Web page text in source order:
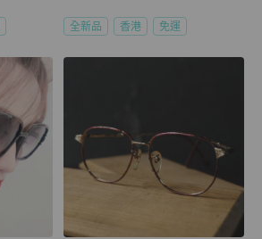
全新品 香港 免運